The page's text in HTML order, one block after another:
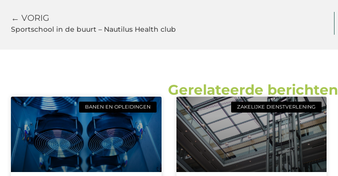
← VORIG
Sportschool in de buurt – Nautilus Health club
Gerelateerde berichten
BANEN EN OPLEIDINGEN ZAKELIJKE DIENSTVERLENING